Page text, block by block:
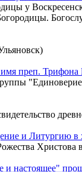
у
преп. Трифона
и Литургию в
Рожества
настоящее"